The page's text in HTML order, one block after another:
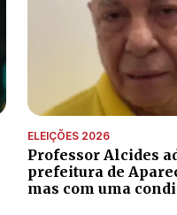
ELEIÇÕES 2026
Professor Alcides
prefeitura de
mas com uma